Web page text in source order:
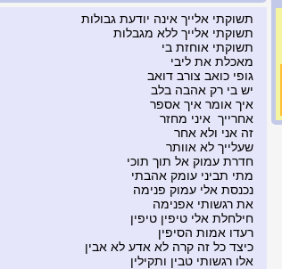
תשוקתי אלייך אינה יודעת גבולות
תשוקתי אלייך ללא מגבלות
תשוקתי אוחזת בי
מאכלת את ליבי
גופי כואב צורב דואב
יש בי רק אהבה בלב
איך אומר איך אספר
אחרייך איני מחזר
זה אני ולא אחר
שעלייך לא אוותר
חדרת עמוק אל תוך תוכי
מתי תביני עומק אהבתי
נכנסת אלי עמוק פנימה
את רגשותי אפנימה
חילחלת אלי טיפין טיפין
רעדו אמות הסיפין
כיצד כל זה קרה לא אדע לא אבין
אלו רגשותי טבין ותקילין